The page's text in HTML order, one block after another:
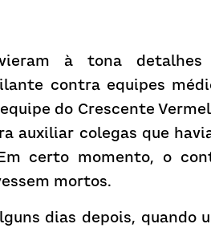
à tona detalhes
contra equipes
do Crescente
auxiliar colegas que
certo momento, o
mortos.
dias depois, quando